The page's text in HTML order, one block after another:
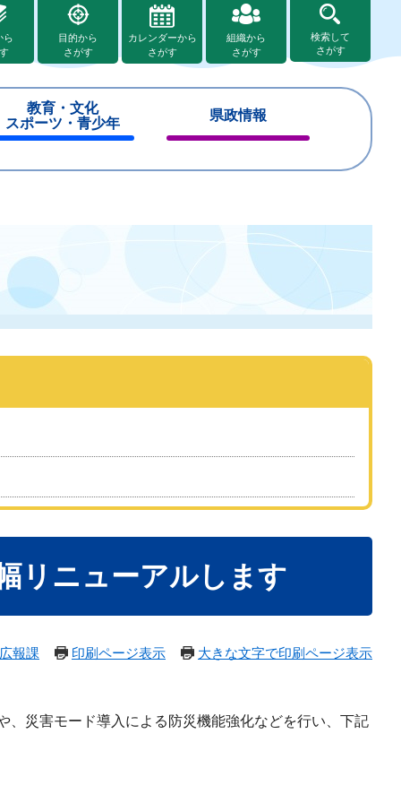
ら
目的から
さがす
カレンダーから
さがす
組織から
さがす
検索して
さがす
教育・文化
スポーツ・青少年
県政情報
じ
リニューアルします
報課 印刷ページ表示 大きな文字で印刷ページ表示
災害モード導入による防災機能強化などを行い、下記